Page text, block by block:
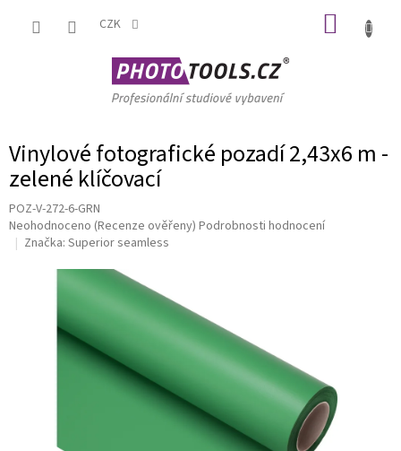
CZK
Vinylové fotografické pozadí 2,43x6 m -
zelené klíčovací
POZ-V-272-6-GRN
Průměrné
hodnocení
hvězdiček.
Neohodnoceno (Recenze ověřeny) Podrobnosti hodnocení
Značka: Superior seamless